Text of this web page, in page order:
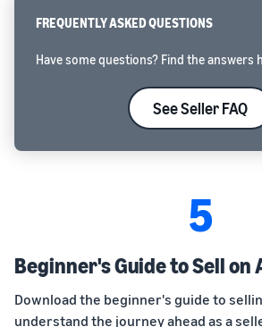
FREQUENTLY ASKED QUESTIONS
Have some questions? Find the answers
See Seller FAQ
5
Beginner's Guide to Sell on
Download the beginner's guide to
understand the journey ahead as a